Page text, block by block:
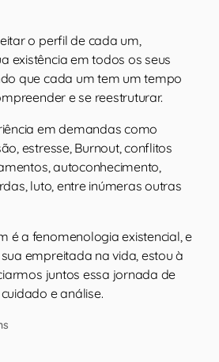
o perfil de cada um,
existência em todos os seus
que cada um tem um tempo
e se reestruturar.
em demandas como
estresse, Burnout, conflitos
autoconhecimento,
luto, entre inúmeras outras
é a fenomenologia existencial, e
empreitada na vida, estou à
juntos essa jornada de
e análise.